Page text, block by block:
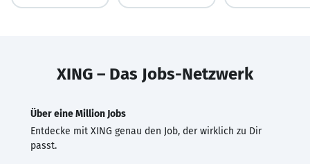
XING – Das Jobs-Netzwerk
Über eine Million Jobs
Entdecke mit XING genau den Job, der wirklich zu Dir
passt.